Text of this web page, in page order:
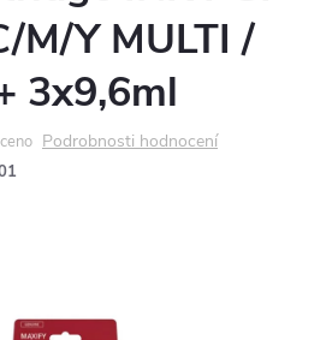
M/Y MULTI /
3x9,6ml
Podrobnosti hodnocení